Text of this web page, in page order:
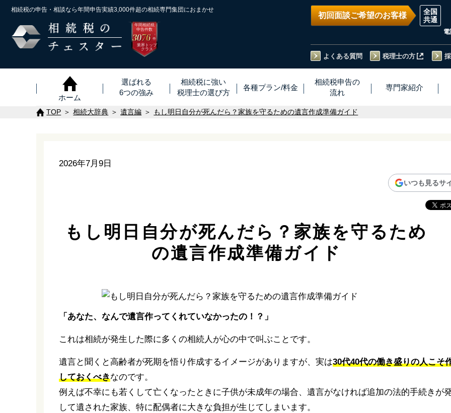
相続税の申告・相談なら年間申告実績3,000件超の相続専門集団におまかせ
年間相続税
申告件数
3076 ※
件
業界トップ
クラス
初回面談ご希望のお客様
よくある質問 税理士の方
ホーム
選ばれる
6つの強み
相続税に強い
税理士の選び方
各種プラン/料金
相続税申告の
流れ
専門家紹介
TOP 相続大辞典 遺言編 もし明日自分が死んだら？家族を守るための遺言作成準備ガイド
2026年7月9日
いつも見るサ
もし明日自分が死んだら？家族を守るため
の遺言作成準備ガイド
「あなた、なんで遺言作ってくれていなかったの！？」
これは相続が発生した際に多くの相続人が心の中で叫ぶことです。
遺言と聞くと高齢者が死期を悟り作成するイメージがありますが、実は30代40代の働き盛りの人こそ
しておくべきなのです。
例えば不幸にも若くして亡くなったときに子供が未成年の場合、遺言がなければ追加の法的手続きが
して遺された家族、特に配偶者に大きな負担が生じてしまいます。